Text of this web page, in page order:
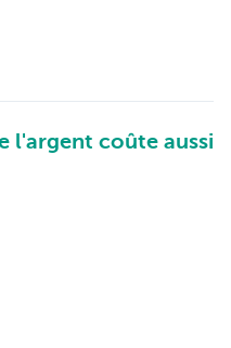
l'argent coûte aussi